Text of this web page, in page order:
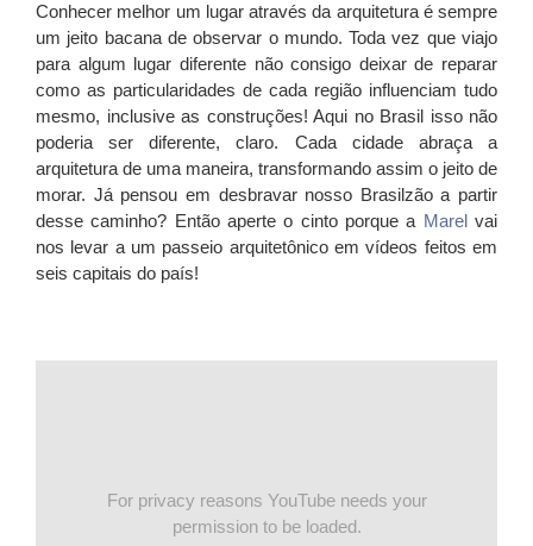
Conhecer melhor um lugar através da arquitetura é sempre
um jeito bacana de observar o mundo. Toda vez que viajo
para algum lugar diferente não consigo deixar de reparar
como as particularidades de cada região influenciam tudo
mesmo, inclusive as construções! Aqui no Brasil isso não
poderia ser diferente, claro. Cada cidade abraça a
arquitetura de uma maneira, transformando assim o jeito de
morar. Já pensou em desbravar nosso Brasilzão a partir
desse caminho? Então aperte o cinto porque a Marelvai
nos levar a um passeio arquitetônico em vídeos feitos em
seis capitais do país!
For privacy reasons YouTube needs your
permission to be loaded.